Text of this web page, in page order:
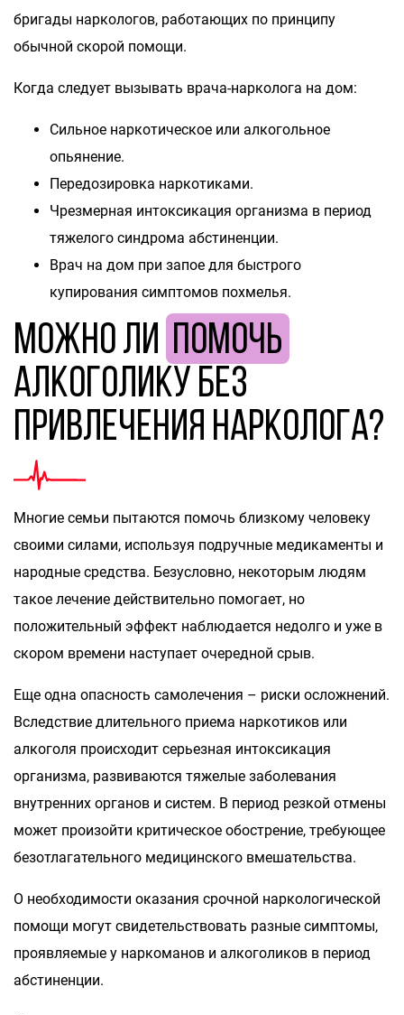
бригады наркологов, работающих по принципу
обычной скорой помощи.
Когда следует вызывать врача-нарколога на дом:
Сильное наркотическое или алкогольное
опьянение.
Передозировка наркотиками.
Чрезмерная интоксикация организма в период
тяжелого синдрома абстиненции.
Врач на дом при запое для быстрого
купирования симптомов похмелья.
Можно ли помочь
алкоголику без
привлечения нарколога?
Многие семьи пытаются помочь близкому человеку
своими силами, используя подручные медикаменты и
народные средства. Безусловно, некоторым людям
такое лечение действительно помогает, но
положительный эффект наблюдается недолго и уже в
скором времени наступает очередной срыв.
Еще одна опасность самолечения – риски осложнений.
Вследствие длительного приема наркотиков или
алкоголя происходит серьезная интоксикация
организма, развиваются тяжелые заболевания
внутренних органов и систем. В период резкой отмены
может произойти критическое обострение, требующее
безотлагательного медицинского вмешательства.
О необходимости оказания срочной наркологической
помощи могут свидетельствовать разные симптомы,
проявляемые у наркоманов и алкоголиков в период
абстиненции.